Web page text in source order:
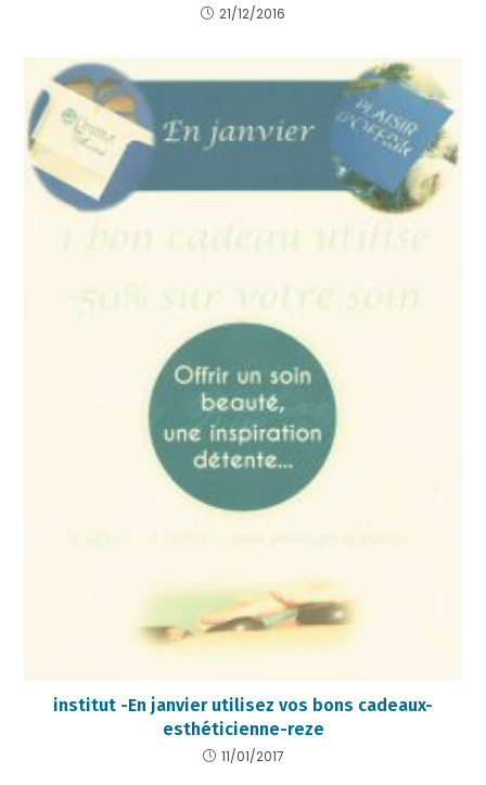
21/12/2016
institut -En janvier utilisez vos bons cadeaux-
esthéticienne-reze
11/01/2017